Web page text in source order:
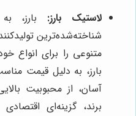
لاستیک بارز: بارز،
شناخته‌شده‌ترین
متنوعی را برای انواع
بارز، به دلیل قیمت
آسان، از محبوبیت
برند، گزینه‌ای